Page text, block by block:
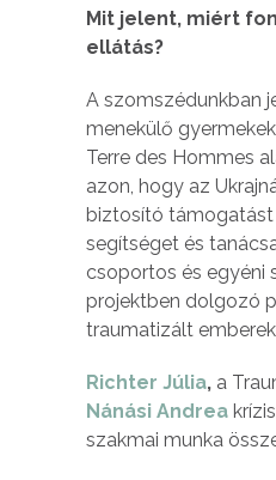
Mit jelent, miért
ellátás?
A szomszédunkban
menekülő
Terre des Hommes
azon, hogy az
biztosító támogatást
segítséget és
csoportos és egyéni
projektben dolgozó
traumatizált
Richter Júlia, a
Nánási Andrea
szakmai munka